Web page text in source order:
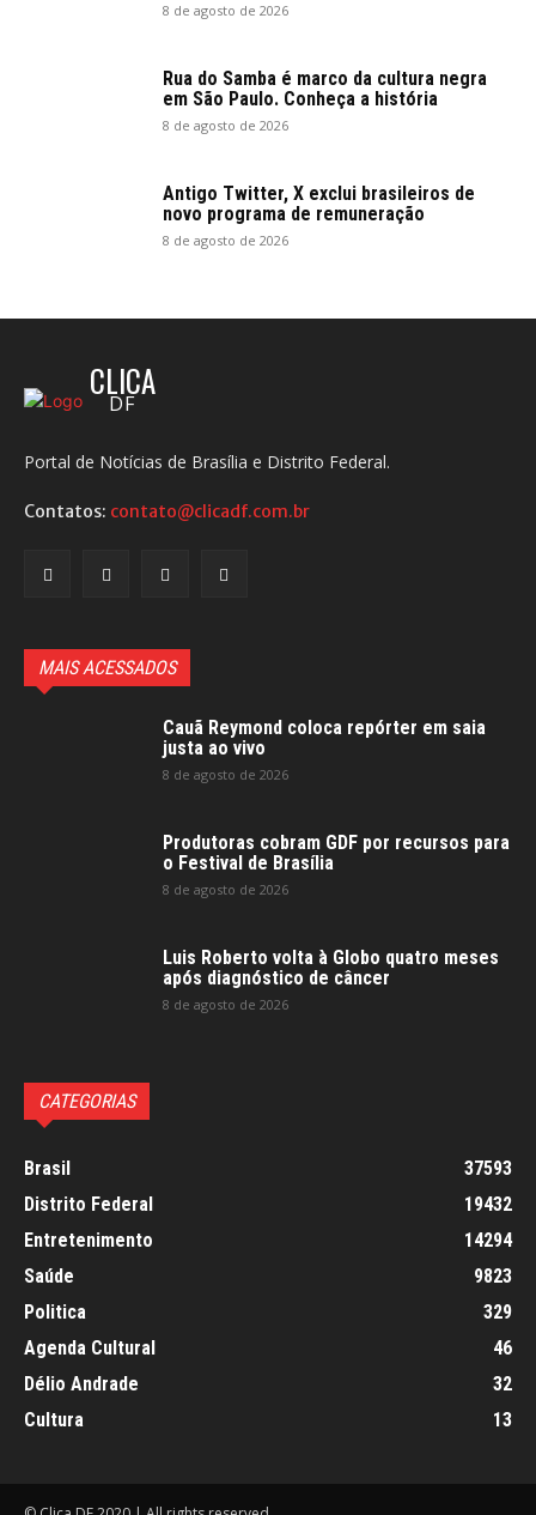
8 de agosto de 2026
Rua do Samba é marco da cultura negra
em São Paulo. Conheça a história
8 de agosto de 2026
Antigo Twitter, X exclui brasileiros de
novo programa de remuneração
8 de agosto de 2026
CLICA
DF
Portal de Notícias de Brasília e Distrito Federal.
Contatos: contato@clicadf.com.br
MAIS ACESSADOS
Cauã Reymond coloca repórter em saia
justa ao vivo
8 de agosto de 2026
Produtoras cobram GDF por recursos para
o Festival de Brasília
8 de agosto de 2026
Luis Roberto volta à Globo quatro meses
após diagnóstico de câncer
8 de agosto de 2026
CATEGORIAS
Brasil
37593
Distrito Federal
19432
Entretenimento
14294
Saúde
9823
Politica
329
Agenda Cultural
46
Délio Andrade
32
Cultura
13